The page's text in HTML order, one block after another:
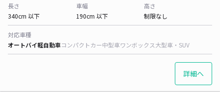
長さ
340cm 以下
車幅
190cm 以下
高さ
制限なし
対応車種
オートバイ軽自動車コンパクトカー中型車ワンボックス大型車・SUV
詳細へ